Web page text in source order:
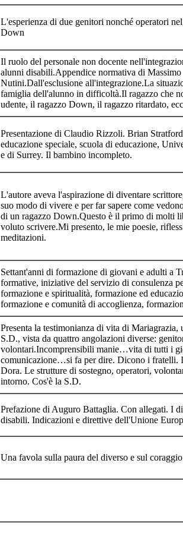
L'esperienza di due genitori nonché operatori
Down
Il ruolo del personale non docente
alunni disabili.Appendice normativa di Massimo
Nutini.Dall'esclusione all'integrazione.La
famiglia dell'alunno in difficoltà.Il ragazzo che
udente, il ragazzo Down, il ragazzo ritardato,
Presentazione di Claudio Rizzoli. Brian
educazione speciale, scuola di educazione,
e di Surrey. Il bambino incompleto.
L'autore aveva l'aspirazione di diventare
suo modo di vivere e per far sapere come
di un ragazzo Down.Questo è il primo di molti
voluto scrivere.Mi presento, le mie poesie,
meditazioni.
Settant'anni di formazione di giovani e adulti a
formative, iniziative del servizio di consulenza
formazione e spiritualità, formazione ed
formazione e comunità di accoglienza,
Presenta la testimonianza di vita di Mariagrazia,
S.D., vista da quattro angolazioni diverse:
volontari.Incomprensibili manie…vita di tutti i
comunicazione…si fa per dire. Dicono i fratelli.
Dora. Le strutture di sostegno, operatori,
intorno. Cos'è la S.D.
Prefazione di Auguro Battaglia. Con allegati. I
disabili. Indicazioni e direttive dell'Unione
Una favola sulla paura del diverso e sul